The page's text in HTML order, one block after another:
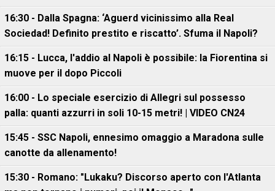
16:30 - Dalla Spagna: ‘Aguerd vicinissimo alla Real
Sociedad! Definito prestito e riscatto’. Sfuma il Napoli?
16:15 - Lucca, l'addio al Napoli è possibile: la Fiorentina si
muove per il dopo Piccoli
16:00 - Lo speciale esercizio di Allegri sul possesso
palla: quanti azzurri in soli 10-15 metri! | VIDEO CN24
15:45 - SSC Napoli, ennesimo omaggio a Maradona sulle
canotte da allenamento!
15:30 - Romano: "Lukaku? Discorso aperto con l'Atlanta